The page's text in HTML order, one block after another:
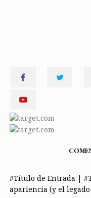
#Título de Entrada |
apariencia (y el